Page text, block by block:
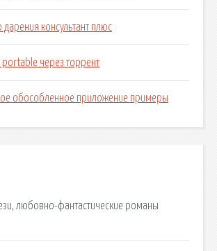
дарения консультант плюс
portable через торрент
обособленное приложение примеры
любовно-фантастические романы